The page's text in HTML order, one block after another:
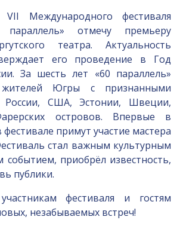
Международного фестиваля
параллель» отмечу премьеру
театра. Актуальность
его проведение в Год
За шесть лет «60 параллель»
жителей Югры с признанными
России, США, Эстонии, Швеции,
островов. Впервые в
примут участие мастера
стал важным культурным
приобрёл известность,
публики.
фестиваля и гостям
незабываемых встреч!